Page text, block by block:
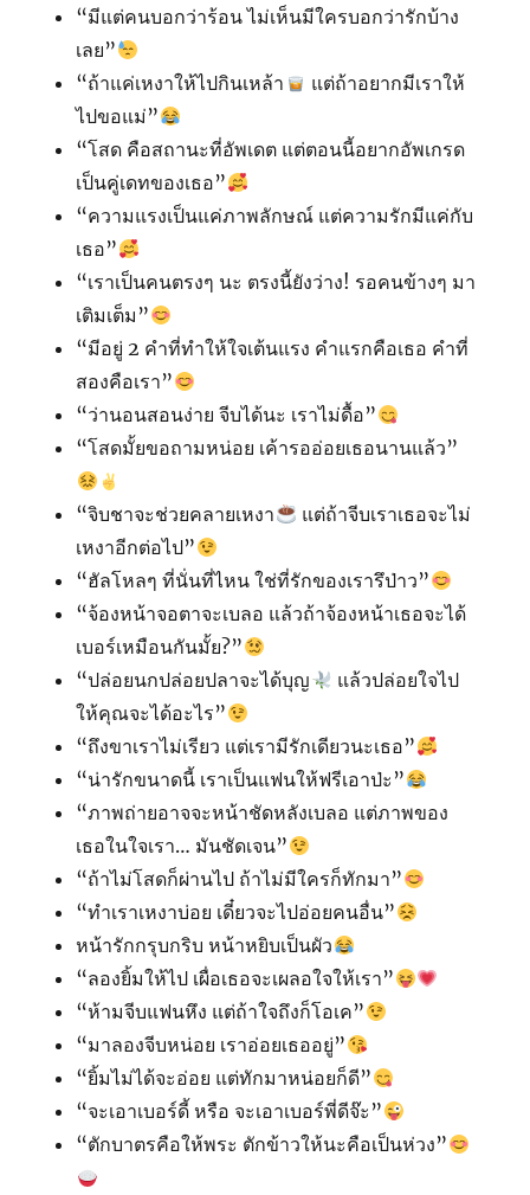
“มีแต่คนบอกว่าร้อน ไม่เห็นมีใครบอกว่ารักบ้าง
เลย”
“ถ้าแค่เหงาให้ไปกินเหล้า
แต่ถ้าอยากมีเราให้
ไปขอแม่”
“โสด คือสถานะที่อัพเดต แต่ตอนนี้อยากอัพเกรด
เป็นคู่เดทของเธอ”
“ความแรงเป็นแค่ภาพลักษณ์ แต่ความรักมีแค่กับ
เธอ”
“เราเป็นคนตรงๆ นะ ตรงนี้ยังว่าง! รอคนข้างๆ มา
เติมเต็ม”
“มีอยู่ 2 คำที่ทำให้ใจเต้นแรง คำแรกคือเธอ คำที่
สองคือเรา”
“ว่านอนสอนง่าย จีบได้นะ เราไม่ดื้อ”
“โสดมั้ยขอถามหน่อย เค้ารออ่อยเธอนานแล้ว”
“จิบชาจะช่วยคลายเหงา
แต่ถ้าจีบเราเธอจะไม่
เหงาอีกต่อไป”
“ฮัลโหลๆ ที่นั่นที่ไหน ใช่ที่รักของเรารึป่าว”
“จ้องหน้าจอตาจะเบลอ แล้วถ้าจ้องหน้าเธอจะได้
เบอร์เหมือนกันมั้ย?”
“ปล่อยนกปล่อยปลาจะได้บุญ
แล้วปล่อยใจไป
ให้คุณจะได้อะไร”
“ถึงขาเราไม่เรียว แต่เรามีรักเดียวนะเธอ”
“น่ารักขนาดนี้ เราเป็นแฟนให้ฟรีเอาป่ะ”
“ภาพถ่ายอาจจะหน้าชัดหลังเบลอ แต่ภาพของ
เธอในใจเรา… มันชัดเจน”
“ถ้าไม่โสดก็ผ่านไป ถ้าไม่มีใครก็ทักมา”
“ทำเราเหงาบ่อย เดี๋ยวจะไปอ่อยคนอื่น”
หน้ารักกรุบกริบ หน้าหยิบเป็นผัว
“ลองยิ้มให้ไป เผื่อเธอจะเผลอใจให้เรา”
“ห้ามจีบแฟนหึง แต่ถ้าใจถึงก็โอเค”
“มาลองจีบหน่อย เราอ่อยเธออยู่”
“ยิ้มไม่ได้จะอ่อย แต่ทักมาหน่อยก็ดี”
“จะเอาเบอร์ดี้ หรือ จะเอาเบอร์พี่ดีจ๊ะ”
“ตักบาตรคือให้พระ ตักข้าวให้นะคือเป็นห่วง”